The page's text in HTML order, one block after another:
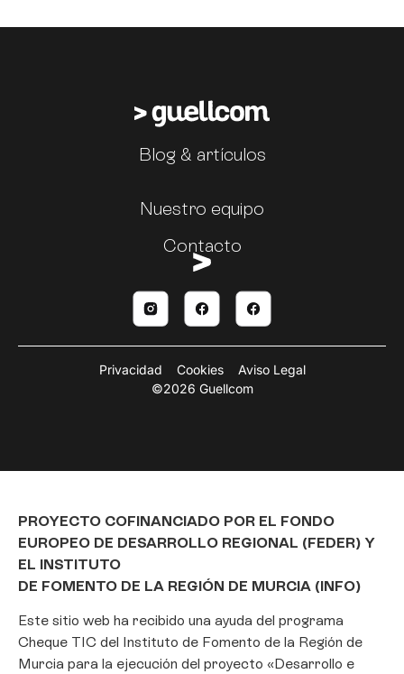
Blog & artículos
Nuestro equipo
Contacto
©2026 Guellcom
Privacidad Cookies Aviso Legal
PROYECTO COFINANCIADO POR EL FONDO
EUROPEO DE DESARROLLO REGIONAL (FEDER) Y
EL INSTITUTO
DE FOMENTO DE LA REGIÓN DE MURCIA (INFO)
Este sitio web ha recibido una ayuda del programa
Cheque TIC del Instituto de Fomento de la Región de
Murcia para la ejecución del proyecto «Desarrollo e